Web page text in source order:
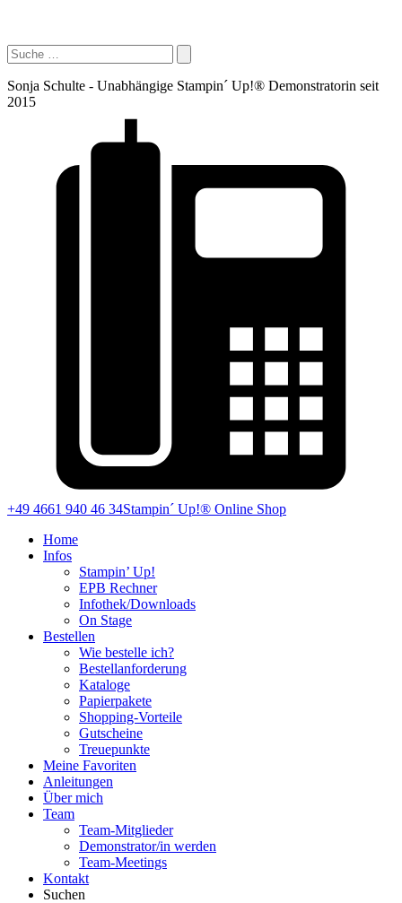
Sonja Schulte - Unabhängige Stampin´ Up!® Demonstratorin seit
2015
+49 4661 940 46 34Stampin´ Up!® Online Shop
Home
Infos
Stampin’ Up!
EPB Rechner
Infothek/Downloads
On Stage
Bestellen
Wie bestelle ich?
Bestellanforderung
Kataloge
Papierpakete
Shopping-Vorteile
Gutscheine
Treuepunkte
Meine Favoriten
Anleitungen
Über mich
Team
Team-Mitglieder
Demonstrator/in werden
Team-Meetings
Kontakt
Suchen